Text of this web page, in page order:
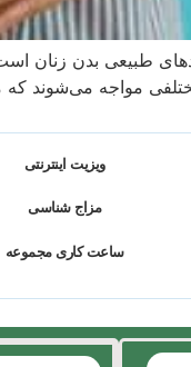
طبیعی بدن زنان
مواجه می‌شوند
ویزیت اینترنتی
مزاج شناسی
ساعت کاری مجموعه